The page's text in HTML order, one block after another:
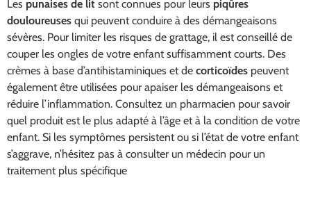
Les punaises de lit sont connues pour leurs piqûres
douloureuses qui peuvent conduire à des démangeaisons
sévères. Pour limiter les risques de grattage, il est conseillé de
couper les ongles de votre enfant suffisamment courts. Des
crèmes à base d’antihistaminiques et de corticoïdes peuvent
également être utilisées pour apaiser les démangeaisons et
réduire l’inflammation. Consultez un pharmacien pour savoir
quel produit est le plus adapté à l’âge et à la condition de votre
enfant. Si les symptômes persistent ou si l’état de votre enfant
s’aggrave, n’hésitez pas à consulter un médecin pour un
traitement plus spécifique